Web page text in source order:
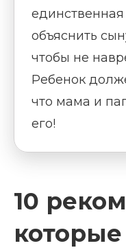
объяснить
чтобы не
Ребенок
что мама и
его!
10